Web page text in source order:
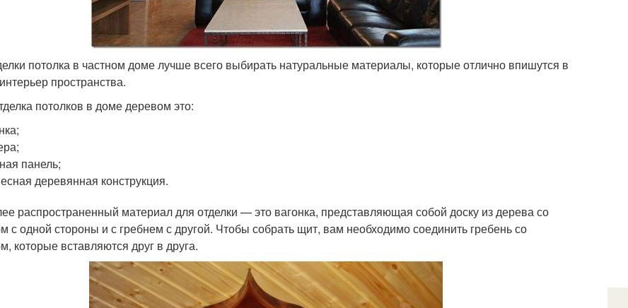
потолка в частном доме лучше всего выбирать натуральные материалы, которые отлично впишутся в
пространства.
потолков в доме деревом это:
панель;
деревянная конструкция.
распространенный материал для отделки — это вагонка, представляющая собой доску из дерева со
с одной стороны и с гребнем с другой. Чтобы собрать щит, вам необходимо соединить гребень со
которые вставляются друг в друга.